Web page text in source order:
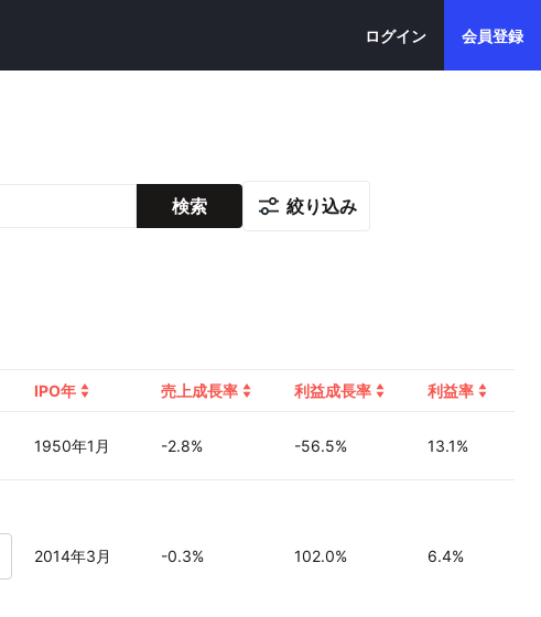
ログイン 会員登録
検索 絞り込み
IPO年 売上成長率 利益成長率 利益率
1950年1月 -2.8% -56.5% 13.1%
2014年3月 -0.3% 102.0% 6.4%